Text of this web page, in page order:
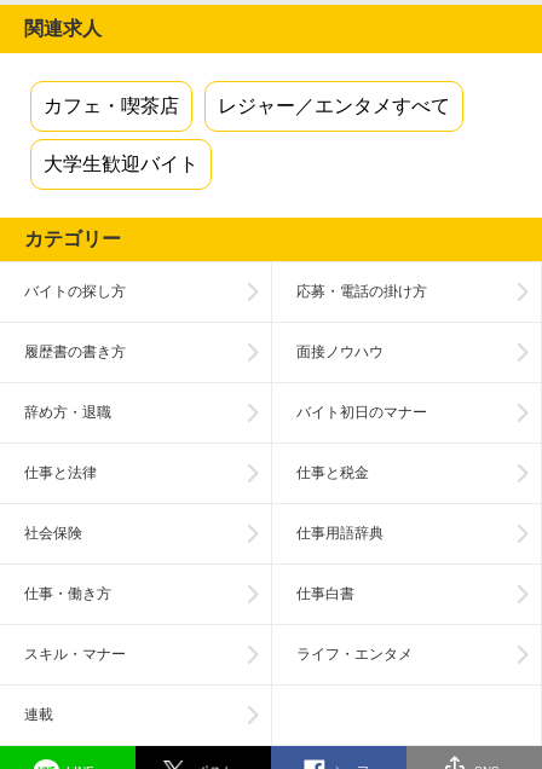
関連求人
カフェ・喫茶店 レジャー／エンタメすべて
大学生歓迎バイト
カテゴリー
バイトの探し方 応募・電話の掛け方
履歴書の書き方 面接ノウハウ
辞め方・退職 バイト初日のマナー
仕事と法律 仕事と税金
社会保険 仕事用語辞典
仕事・働き方 仕事白書
スキル・マナー ライフ・エンタメ
連載